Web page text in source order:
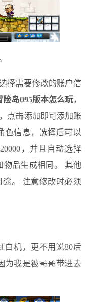
择需要修改的账户信
险岛095版本怎么玩，
点击添加即可添加账
色信息，选择后可以
，并且自动选择
物品生成相同。 其他
。 注意修改时必须
白机，更不用说80后
为我是被哥哥带进去